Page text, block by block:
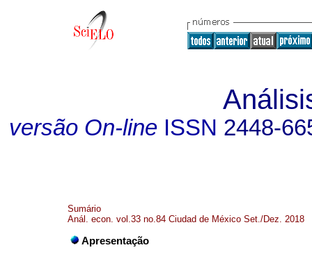
versão On-line ISSN 2448-
Sumário
Anál. econ. vol.33 no.84 Ciudad de México Set./Dez. 2018
Apresentação